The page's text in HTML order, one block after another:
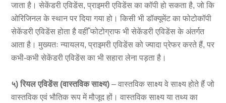
जाता है। सेकेंडरी एविडेंस, प्राइमरी एविडेंस का कॉपी हो सकता है, जो कि
ओरिजिनल के स्थान पर दिया गया हो। किसी भी डॉक्यूमेंट का फोटोकॉपी
सेकेंडरी एविडेंस होता है वहीँ फोटोग्राफ भी सेकेंडरी एविडेंस के अंतर्गत
आता है। मुख्यतः न्यायलय, प्राइमरी एविडेंस को ज्यादा प्रेफर करते हैं, पर
कभी-कभी सेकेंडरी एविडेंस का भी सहारा लेना पड़ता है।
५) रियल एविडेंस (वास्तविक साक्ष्य) – वास्तविक साक्ष्य वे साक्ष्य होते हैं जो
वास्तविक एवं भौतिक रूप में मौजूद हों। वास्तविक साक्ष्य या तथ्य का